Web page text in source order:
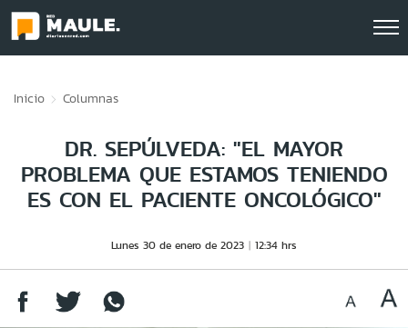
Inicio Columnas
DR. SEPÚLVEDA: "EL MAYOR
PROBLEMA QUE ESTAMOS TENIENDO
ES CON EL PACIENTE ONCOLÓGICO"
Lunes 30 de enero de 2023 12:34 hrs